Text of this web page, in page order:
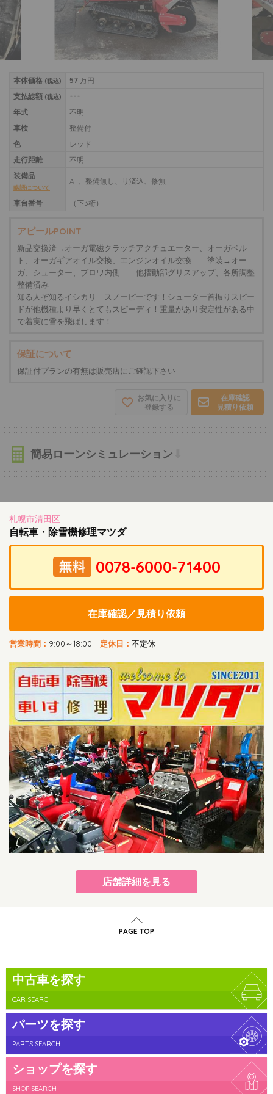
本体価格 (税込) 57 万円
支払総額 (税込)
---
年式
不明
車検
整備付
色
レッド
走行距離
不明
装備品
略語について
AT、整備無し、リ済込、修無
車台番号 （下3桁）
アピールPOINT
新品交換済→オーガ電磁クラッチアクチュエーター、オーガベル
ト、オーガギアオイル交換、エンジンオイル交換 塗装→オー
ガ、シューター、ブロワ内側 他摺動部グリスアップ、各所調整
整備済み
知る人ぞ知るイシカリ スノーピーです！シューター首振りスピー
ドが他機種より早くとてもスピーディ！重量があり安定性がある中
で着実に雪を飛ばします！
保証について
保証付プランの有無は販売店にご確認下さい
在庫確認
見積り依頼
お気に入りに
登録する
簡易ローンシミュレーション
札幌市清田区
自転車・除雪機修理マツダ
在庫確認／見積り依頼
営業時間： 9:00～18:00 定休日： 不定休
店舗詳細を見る
PAGE TOP
中古車を探す
CAR SEARCH
パーツを探す
PARTS SEARCH
ショップを探す
SHOP SEARCH